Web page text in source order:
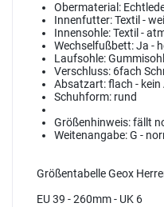
Obermaterial:
Innenfutter:Textil -
Innensohle:Textil -
Wechselfußbett:Ja -
Laufsohle:
Verschluss: 6fach
Absatzart:flach -
Schuhform: rund
Größenhinweis:fällt
Weitenangabe:G -
Größentabelle Geox
EU 39 - 260mm - UK 6